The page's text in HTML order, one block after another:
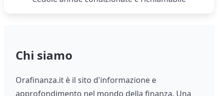
Chi siamo
Orafinanza.it è il sito d'informazione e
approfondimento nel mondo della finanza. Una